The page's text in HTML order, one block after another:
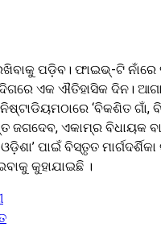
ପଡ଼ିବ। ଫାଇଭ୍-ଟି
ଏକ ଐତିହାସିକ ଦିନ।
‘ବିକଶିତ
ଜଗଦେବ, ଏକାମ୍ର ବିଧାୟକ
ପାଇଁ ବିସ୍ତୃତ
କୁହାଯାଇଛି ।